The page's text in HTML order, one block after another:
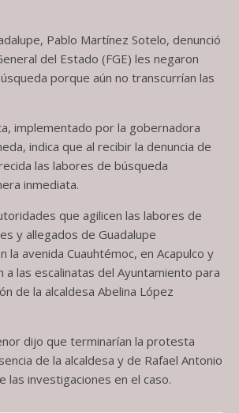
Pablo Martínez Sotelo, denunció
del Estado (FGE) les negaron
porque aún no transcurrían las
implementado por la gobernadora
indica que al recibir la denuncia de
las labores de búsqueda
inmediata.
que agilicen las labores de
y allegados de Guadalupe
la avenida Cuauhtémoc, en Acapulco y
a las escalinatas del Ayuntamiento para
de la alcaldesa Abelina López
dijo que terminarían la protesta
de la alcaldesa y de Rafael Antonio
las investigaciones en el caso.